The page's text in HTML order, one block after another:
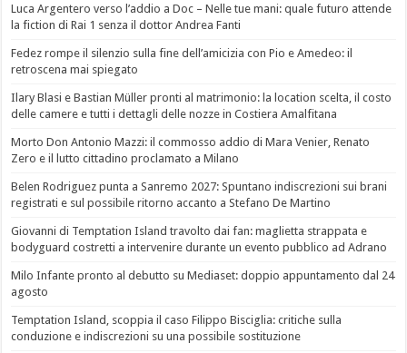
Luca Argentero verso l’addio a Doc – Nelle tue mani: quale futuro attende
la fiction di Rai 1 senza il dottor Andrea Fanti
Fedez rompe il silenzio sulla fine dell’amicizia con Pio e Amedeo: il
retroscena mai spiegato
Ilary Blasi e Bastian Müller pronti al matrimonio: la location scelta, il costo
delle camere e tutti i dettagli delle nozze in Costiera Amalfitana
Morto Don Antonio Mazzi: il commosso addio di Mara Venier, Renato
Zero e il lutto cittadino proclamato a Milano
Belen Rodriguez punta a Sanremo 2027: Spuntano indiscrezioni sui brani
registrati e sul possibile ritorno accanto a Stefano De Martino
Giovanni di Temptation Island travolto dai fan: maglietta strappata e
bodyguard costretti a intervenire durante un evento pubblico ad Adrano
Milo Infante pronto al debutto su Mediaset: doppio appuntamento dal 24
agosto
Temptation Island, scoppia il caso Filippo Bisciglia: critiche sulla
conduzione e indiscrezioni su una possibile sostituzione